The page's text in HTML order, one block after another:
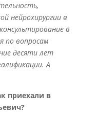
нейрохирургии в
в
по вопросам
десяти лет
А
приехали в